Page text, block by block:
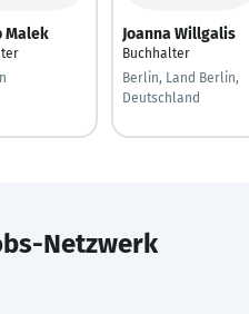
Malek Joanna Willgalis
Buchhalter
Berlin, Land Berlin,
Deutschland
Netzwerk